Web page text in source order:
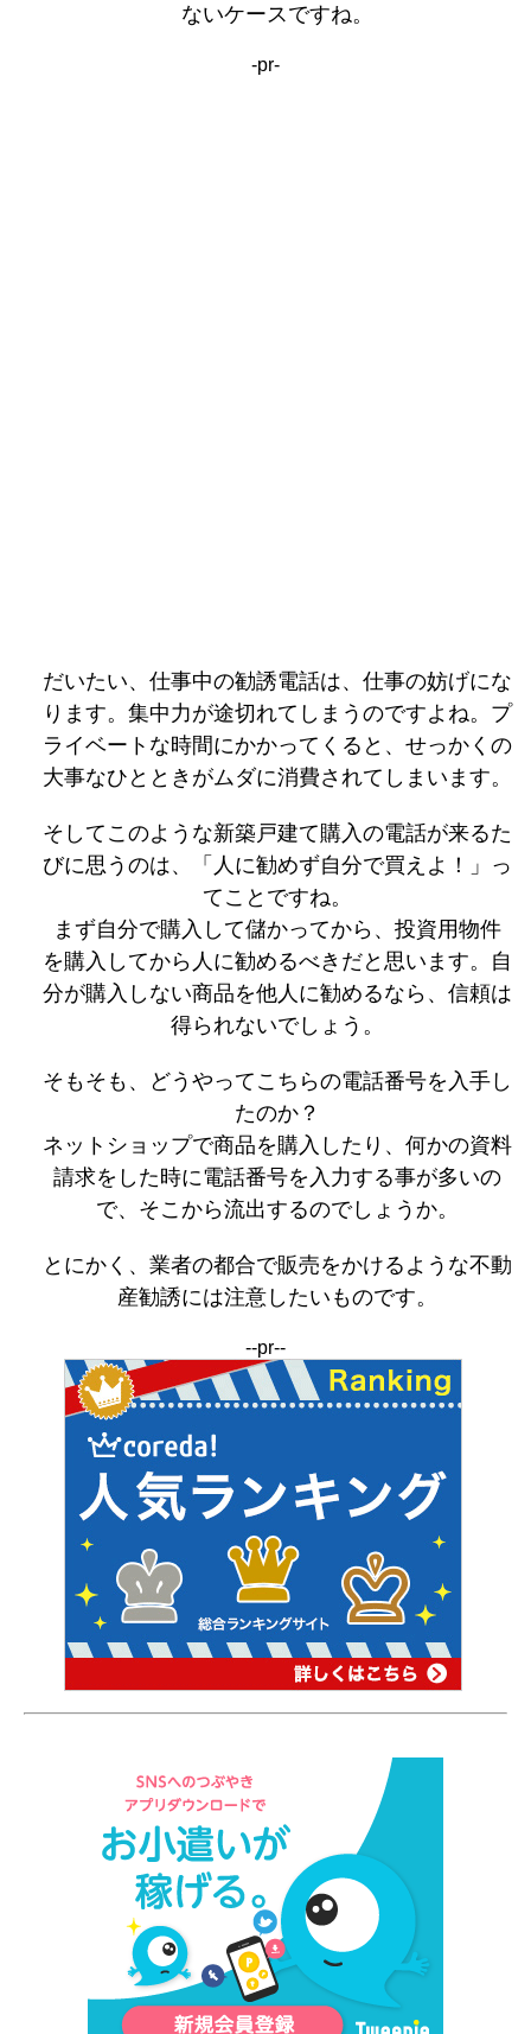
ないケースですね。
-pr-
だいたい、仕事中の勧誘電話は、仕事の妨げにな
ります。集中力が途切れてしまうのですよね。プ
ライベートな時間にかかってくると、せっかくの
大事なひとときがムダに消費されてしまいます。
そしてこのような新築戸建て購入の電話が来るた
びに思うのは、「人に勧めず自分で買えよ！」っ
てことですね。
まず自分で購入して儲かってから、投資用物件
を購入してから人に勧めるべきだと思います。自
分が購入しない商品を他人に勧めるなら、信頼は
得られないでしょう。
そもそも、どうやってこちらの電話番号を入手し
たのか？
ネットショップで商品を購入したり、何かの資料
請求をした時に電話番号を入力する事が多いの
で、そこから流出するのでしょうか。
とにかく、業者の都合で販売をかけるような不動
産勧誘には注意したいものです。
--pr--